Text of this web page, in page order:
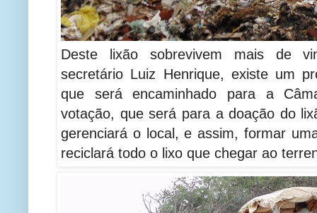
Deste lixão sobrevivem mais de
secretário Luiz Henrique, existe um
que será encaminhado para a
votação, que será para a doação do
gerenciará o local, e assim, formar
reciclará todo o lixo que chegar ao